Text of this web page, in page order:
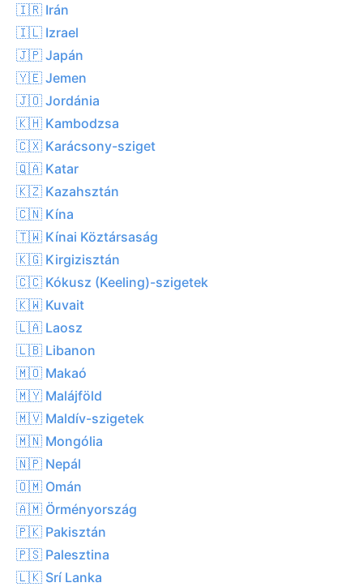
🇮🇷 Irán
🇮🇱 Izrael
🇯🇵 Japán
🇾🇪 Jemen
🇯🇴 Jordánia
🇰🇭 Kambodzsa
🇨🇽 Karácsony-sziget
🇶🇦 Katar
🇰🇿 Kazahsztán
🇨🇳 Kína
🇹🇼 Kínai Köztársaság
🇰🇬 Kirgizisztán
🇨🇨 Kókusz (Keeling)-szigetek
🇰🇼 Kuvait
🇱🇦 Laosz
🇱🇧 Libanon
🇲🇴 Makaó
🇲🇾 Malájföld
🇲🇻 Maldív-szigetek
🇲🇳 Mongólia
🇳🇵 Nepál
🇴🇲 Omán
🇦🇲 Örményország
🇵🇰 Pakisztán
🇵🇸 Palesztina
🇱🇰 Srí Lanka